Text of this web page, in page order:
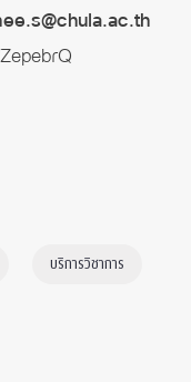
บริการวิชาการ